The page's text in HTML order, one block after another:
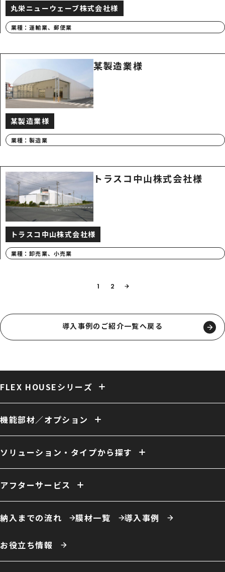
丸栄ニューウェーブ株式会社様
業種：運輸業、郵便業
某製造業様
某製造業様
業種：製造業
トラスコ中山株式会社様
トラスコ中山株式会社様
業種：卸売業、小売業
1 2
導入事例のご紹介一覧へ戻る
FLEX HOUSEシリーズ
固定式テント倉庫 大型固定式テント倉庫
伸縮式テント倉庫
保冷・保温テント倉庫
多用途 膜構造建築
機能部材／オプション
開口／出入口 庇／側面開口 雨樋 電動シャッター
外壁
換気
ファン 照明 室内床 クレーン
ソリューション・タイプから探す
ーソリューション例
農業用倉庫
車庫・格納庫
保温・保冷対応倉庫
仮置場 室内テント
事務所・オフィス
スポーツ施設・室内運動場
室内遊戯場 展示場
エコロジー施設
テント倉庫
ハイブリッド倉庫
アフターサービス
膜材張り替え・建て替え 膜材劣化診断サービス 屋根改修
納入までの流れ 膜材一覧 導入事例
お役立ち情報